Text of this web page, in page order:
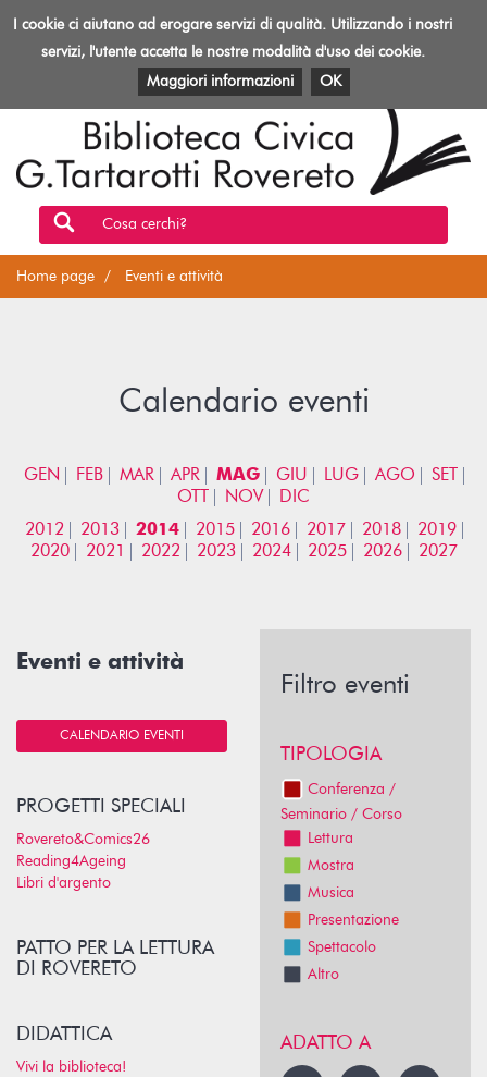
Toggle
Biblioteca
Rovereto
EVENTI E ATTIVITÀ PATRIMONIO E RISORSE
Cosa cerchi?
Home page Eventi e attività
Calendario eventi
GEN FEB MAR APR MAG GIU LUG AGO
SET
OTT
NOV
DIC
2012
2013 2014 2015 2016 2017 2018
2019
2020
2021 2022 2023 2024 2025 2026 2027
Eventi e attività
CALENDARIO EVENTI
PROGETTI SPECIALI
Rovereto&Comics26
Reading4Ageing
Libri d'argento
PATTO PER LA LETTURA
DI ROVERETO
DIDATTICA
Vivi la biblioteca!
Filtro eventi
TIPOLOGIA
Conferenza /
Seminario / Corso
Lettura
Mostra
Musica
Presentazione
Spettacolo
Altro
ADATTO A
I cookie ci aiutano ad erogare servizi di qualità. Utilizzando i nostri
servizi, l'utente accetta le nostre modalità d'uso dei cookie.
Maggiori informazioni
OK